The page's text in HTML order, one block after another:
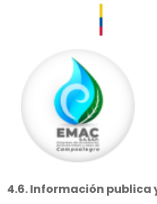
4.6. Información publica